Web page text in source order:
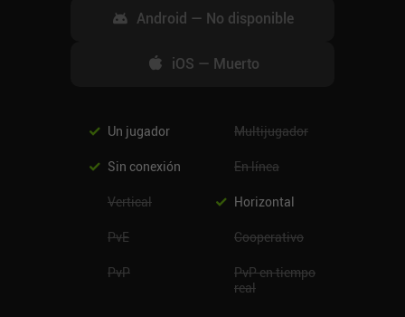
Android — No disponible
iOS — Muerto
Un jugador Multijugador
Sin conexión En línea
Vertical Horizontal
PvE Cooperativo
PvP
PvP en tiempo
real